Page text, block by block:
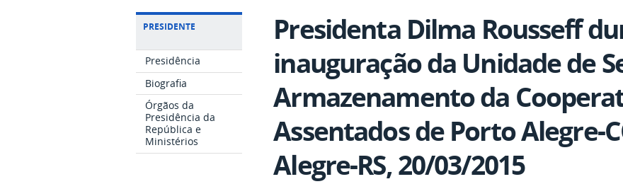
PRESIDENTE
Presidência
Biografia
Órgãos da
Presidência da
República e
Ministérios
Presidenta Dilma Rousseff
inauguração da Unidade de
Armazenamento da
Assentados de Porto Alegre-
Alegre-RS, 20/03/2015